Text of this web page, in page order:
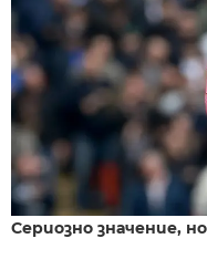
Сериозно значение,